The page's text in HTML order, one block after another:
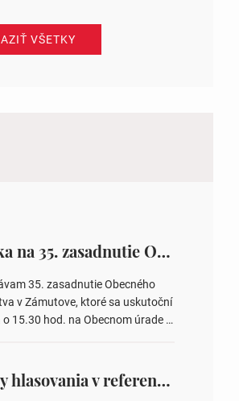
VŠETKY
Pozvánka na 35. zasadnutie OZ v Zámutove
35. zasadnutie Obecného
v Zámutove, ktoré sa uskutoční
15.30 hod. na Obecnom úrade v
zápisnice 3. Určenie volebných
voľby poslancov obecných
Výsledky hlasovania v referende 2026